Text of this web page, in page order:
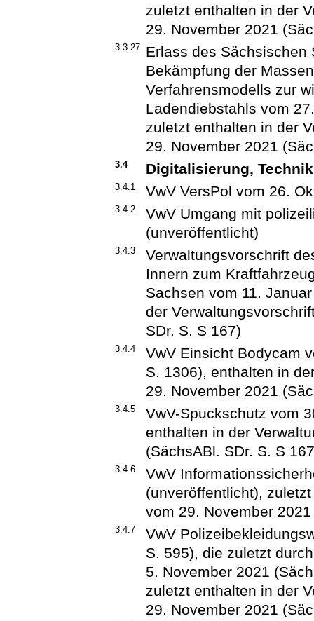
zuletzt enthalten in der
29. November 2021
3.3.27
Erlass des Sächsischen
Bekämpfung der
Verfahrensmodells zur
Ladendiebstahls vom
zuletzt enthalten in der
29. November 2021
3.4 Digitalisierung,
3.4.1 VwV VersPol vom 26.
3.4.2
VwV Umgang mit
(unveröffentlicht)
3.4.3
Verwaltungsvorschrift
Innern zum
Sachsen vom 11.
der
SDr. S. S 167)
3.4.4
VwV Einsicht Bodycam
S. 1306), enthalten in
29. November 2021
3.4.5
VwV-Spuckschutz vom
enthalten in der
(SächsABl. SDr. S. S
3.4.6
VwV
(unveröffentlicht),
vom 29. November
3.4.7
VwV
S. 595), die zuletzt
5. November 2021
zuletzt enthalten in der
29. November 2021